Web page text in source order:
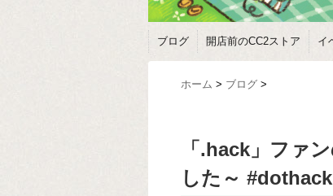
ブログ 開店前のCC2ストア イ
ホーム > ブログ >
「.hack」ファ
した～ #dothack